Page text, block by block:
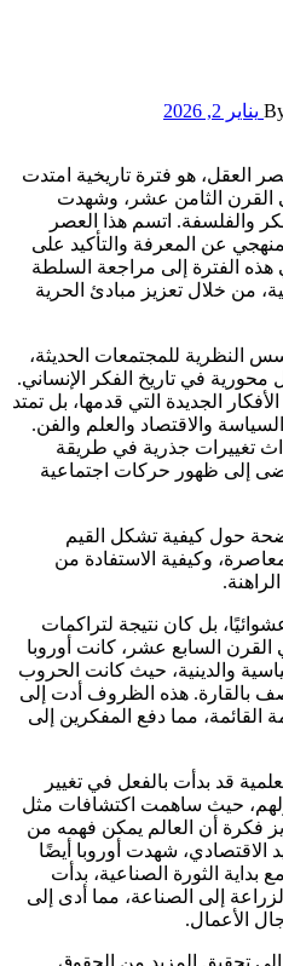
يناير 2, 2026
القرن الثامن عشر، وشهدت
والفلسفة. اتسم هذا العصر
عن المعرفة والتأكيد على
الفترة إلى مراجعة السلطة
من خلال تعزيز مبادئ الحرية
النظرية للمجتمعات الحديثة،
في تاريخ الفكر الإنساني.
الجديدة التي قدمها، بل تمتد
والاقتصاد والعلم والفن.
تغييرات جذرية في طريقة
إلى ظهور حركات اجتماعية
حول كيفية تشكل القيم
وكيفية الاستفادة من
بل كان نتيجة لتراكمات
القرن السابع عشر، كانت أوروبا
والدينية، حيث كانت الحروب
بالقارة. هذه الظروف أدت إلى
مما دفع المفكرين إلى
قد بدأت بالفعل في تغيير
حيث ساهمت اكتشافات مثل
فكرة أن العالم يمكن فهمه من
الاقتصادي، شهدت أوروبا أيضًا
بداية الثورة الصناعية، بدأت
إلى الصناعة، مما أدى إلى
الأعمال.
تحقيق المزيد من الحقوق